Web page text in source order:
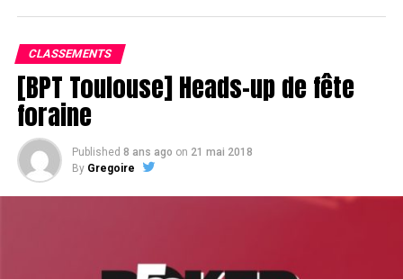
CLASSEMENTS
[BPT Toulouse] Heads-up de fête
foraine
Published 8 ans ago on 21 mai 2018
By Gregoire